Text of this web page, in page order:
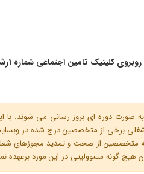
رشت -
دوره ای بروز رسانی می شوند. با
شغلی برخی از متخصصین درج شده در
به متخصصین از صحت و تمدید مجوزهای
گونه مسوولیتی در این مورد برعهده